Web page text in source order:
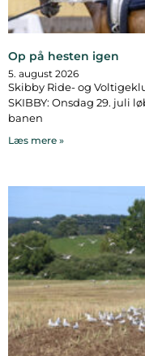
Op på hesten igen
5. august 2026
Skibby Ride- og
SKIBBY: Onsdag 29. juli
banen
Læs mere »